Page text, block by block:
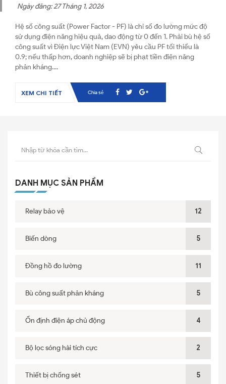
Ngày đăng: 27 Tháng 1, 2026
Hệ số công suất (Power Factor - PF) là chỉ số đo lường mức độ
sử dụng điện năng hiệu quả, dao động từ 0 đến 1. Phải bù hệ số
công suất vì Điện lực Việt Nam (EVN) yêu cầu PF tối thiểu là
0.9; nếu thấp hơn, doanh nghiệp sẽ bị phạt tiền điện năng
phản kháng....
XEM CHI TIẾT Chia sẻ
DANH MỤC SẢN PHẨM
Relay bảo vệ 12
Biến dòng 5
Đồng hồ đo lường 11
Bù công suất phản kháng 5
Ổn định điện áp chủ động 4
Bộ lọc sóng hài tích cực 2
Thiết bị chống sét 5